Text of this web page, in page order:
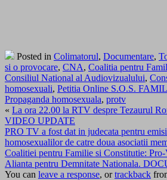
Posted in Colimatorul, Documentare,
si o provocare, CNA, Coalitia pentru
Consiliul National al Audiovizualului,
homosexuali, Petitia Online S.O.S.
Propaganda homosexuala, protv
« La ora 22.00 la RTV despre Tezaurul
VIDEO UPDATE
PRO TV a fost dat in judecata pentru
homosexualilor de catre doua asociatii
Coalitiei pentru Familie si Constitutie:
Alianta pentru Demnitate Nationala.
You can leave a response, ortrackback